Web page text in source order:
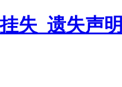
失_遗失声